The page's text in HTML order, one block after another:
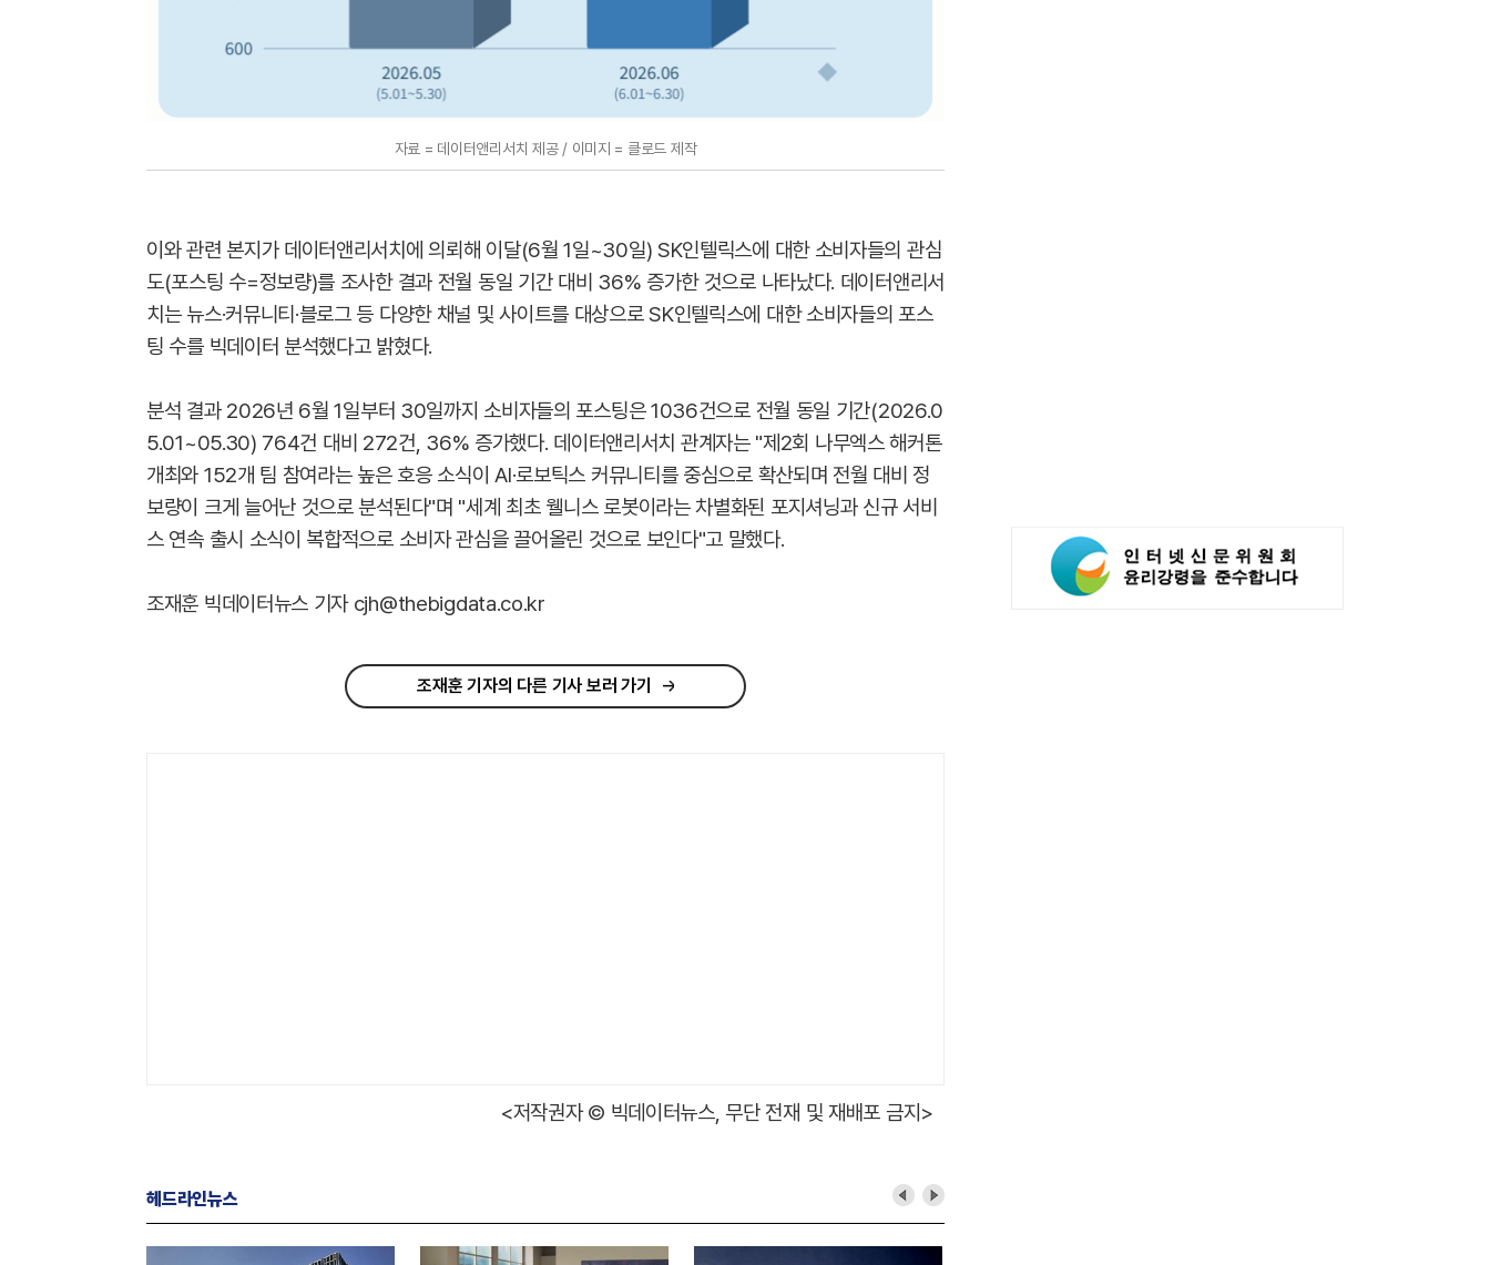
자료 = 데이터앤리서치 제공 / 이미지 = 클로드 제작
이와 관련 본지가 데이터앤리서치에 의뢰해 이달(6월 1일~30일) SK인텔릭스에 대한 소비자들의 관심
도(포스팅 수=정보량)를 조사한 결과 전월 동일 기간 대비 36% 증가한 것으로 나타났다. 데이터앤리서
치는 뉴스·커뮤니티·블로그 등 다양한 채널 및 사이트를 대상으로 SK인텔릭스에 대한 소비자들의 포스
팅 수를 빅데이터 분석했다고 밝혔다.
분석 결과 2026년 6월 1일부터 30일까지 소비자들의 포스팅은 1036건으로 전월 동일 기간(2026.0
5.01~05.30) 764건 대비 272건, 36% 증가했다. 데이터앤리서치 관계자는 "제2회 나무엑스 해커톤
개최와 152개 팀 참여라는 높은 호응 소식이 AI·로보틱스 커뮤니티를 중심으로 확산되며 전월 대비 정
보량이 크게 늘어난 것으로 분석된다"며 "세계 최초 웰니스 로봇이라는 차별화된 포지셔닝과 신규 서비
스 연속 출시 소식이 복합적으로 소비자 관심을 끌어올린 것으로 보인다"고 말했다.
조재훈 빅데이터뉴스 기자 cjh@thebigdata.co.kr
조재훈 기자의 다른 기사 보러 가기
<저작권자 © 빅데이터뉴스, 무단 전재 및 재배포 금지>
헤드라인뉴스